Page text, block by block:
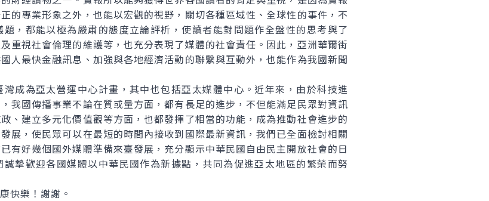
的專業形象之外，也能以宏觀的視野，關切各種區域性、全球性的事件，不
，都能以極為嚴肅的態度立論評析，使讀者能對問題作全盤性的思考與了
重視社會倫理的維護等，也充分表現了媒體的社會責任。因此，亞洲華爾街
人最快金融訊息、加強與各地經濟活動的聯繫與互動外，也能作為我國新聞
為亞太營運中心計畫，其中也包括亞太媒體中心。近年來，由於科技進
我國傳播事業不論在質或量方面，都有長足的進步，不但能滿足民眾對資訊
、建立多元化價值觀等方面，也都發揮了相當的功能，成為推動社會進步的
展，使民眾可以在最短的時間內接收到國際最新資訊，我們已全面檢討相關
有好幾個國外媒體準備來臺發展，充分顯示中華民國自由民主開放社會的日
摯歡迎各國媒體以中華民國作為新據點，共同為促進亞太地區的繁榮而努
快樂！謝謝。